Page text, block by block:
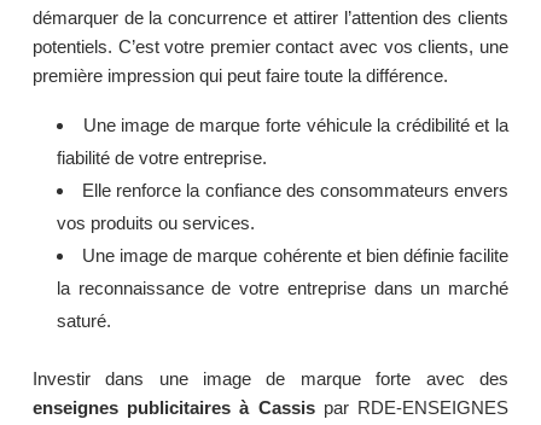
démarquer de la concurrence et attirer l’attention des clients
potentiels. C’est votre premier contact avec vos clients, une
première impression qui peut faire toute la différence.
Une image de marque forte véhicule la crédibilité et la
fiabilité de votre entreprise.
Elle renforce la confiance des consommateurs envers
vos produits ou services.
Une image de marque cohérente et bien définie facilite
la reconnaissance de votre entreprise dans un marché
saturé.
Investir dans une image de marque forte avec des
enseignes publicitaires à Cassis par RDE-ENSEIGNES